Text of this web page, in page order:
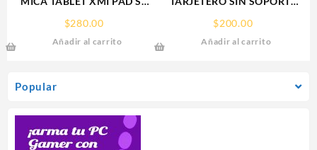
Popular
11° REDMI SCREEN GLASS
PROTECTOR RHINOGLASS
$280.00
Añadir al carrito
MAGSAFE FOR IPHONE
LEATHER WALLET MAGSAFE
$200.00
Añadir al carrito